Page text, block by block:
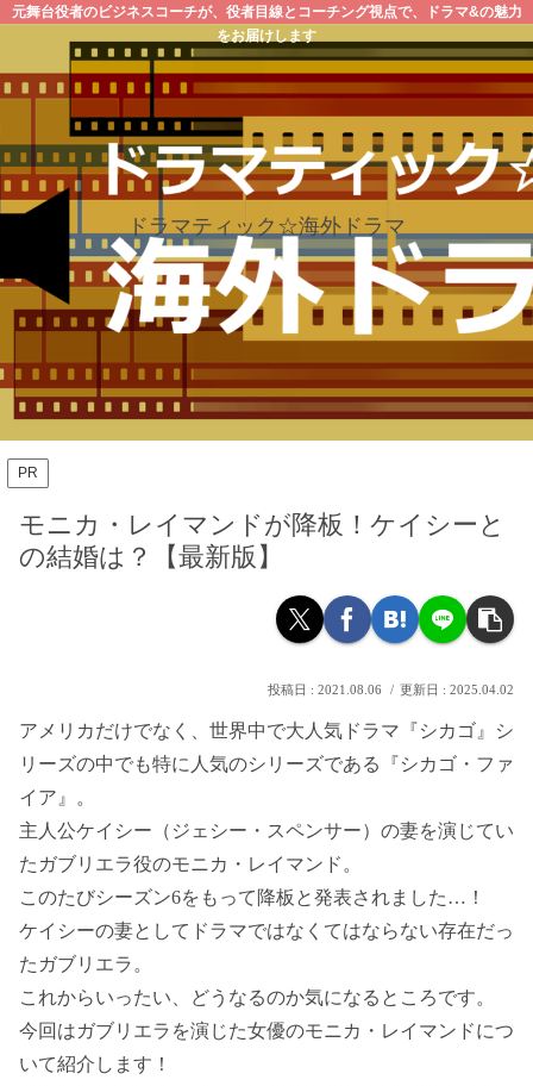
元舞台役者のビジネスコーチが、役者目線とコーチング視点で、ドラマ&の魅力
をお届けします
ドラマティック☆海外ドラマ
PR
モニカ・レイマンドが降板！ケイシーと
の結婚は？【最新版】
2021.08.06 2025.04.02
アメリカだけでなく、世界中で大人気ドラマ『シカゴ』シ
リーズの中でも特に人気のシリーズである『シカゴ・ファ
イア』。
主人公ケイシー（ジェシー・スペンサー）の妻を演じてい
たガブリエラ役のモニカ・レイマンド。
このたびシーズン6をもって降板と発表されました…！
ケイシーの妻としてドラマではなくてはならない存在だっ
たガブリエラ。
これからいったい、どうなるのか気になるところです。
今回はガブリエラを演じた女優のモニカ・レイマンドにつ
いて紹介します！